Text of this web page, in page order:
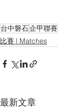
台中磐石企甲聯賽
比賽 | Matches
最新文章